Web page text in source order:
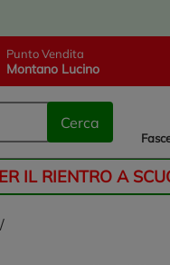
Punto Vendita
Montano Lucino
Cerca
IL RIENTRO A
/